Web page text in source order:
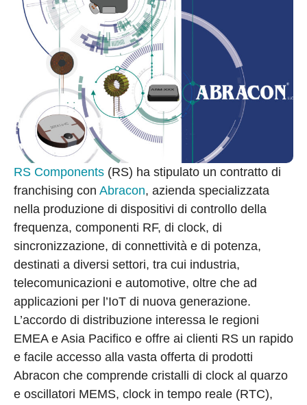
RS Components (RS) ha stipulato un contratto di
franchising con Abracon, azienda specializzata
nella produzione di dispositivi di controllo della
frequenza, componenti RF, di clock, di
sincronizzazione, di connettività e di potenza,
destinati a diversi settori, tra cui industria,
telecomunicazioni e automotive, oltre che ad
applicazioni per l’IoT di nuova generazione.
L’accordo di distribuzione interessa le regioni
EMEA e Asia Pacifico e offre ai clienti RS un rapido
e facile accesso alla vasta offerta di prodotti
Abracon che comprende cristalli di clock al quarzo
e oscillatori MEMS, clock in tempo reale (RTC),